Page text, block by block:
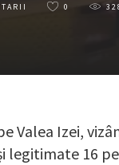
0
Izei,
16